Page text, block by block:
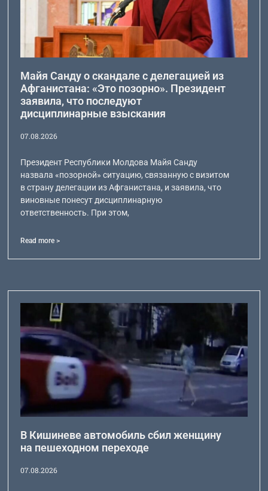
Майя Санду о скандале с делегацией из
Афганистана: «Это позорно». Президент
заявила, что последуют
дисциплинарные взыскания
07.08.2026
Президент Республики Молдова Майя Санду
назвала «позорной» ситуацию, связанную с визитом
в страну делегации из Афганистана, и заявила, что
виновные понесут дисциплинарную
ответственность. При этом,
Read more >
В Кишиневе автомобиль сбил женщину
на пешеходном переходе
07.08.2026